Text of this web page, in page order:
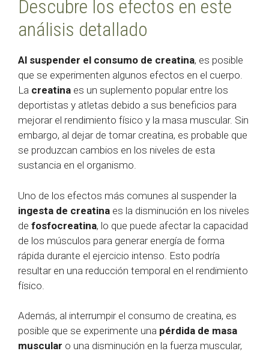
Descubre los efectos en este
análisis detallado
Al suspender el consumo de creatina, es posible
que se experimenten algunos efectos en el cuerpo.
La creatina es un suplemento popular entre los
deportistas y atletas debido a sus beneficios para
mejorar el rendimiento físico y la masa muscular. Sin
embargo, al dejar de tomar creatina, es probable que
se produzcan cambios en los niveles de esta
sustancia en el organismo.
Uno de los efectos más comunes al suspender la
ingesta de creatina es la disminución en los niveles
de fosfocreatina, lo que puede afectar la capacidad
de los músculos para generar energía de forma
rápida durante el ejercicio intenso. Esto podría
resultar en una reducción temporal en el rendimiento
físico.
Además, al interrumpir el consumo de creatina, es
posible que se experimente una pérdida de masa
muscular o una disminución en la fuerza muscular,